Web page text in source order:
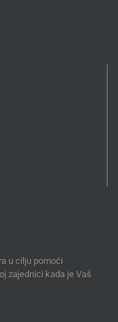
u cilju pomoći
zajednici kada je Vaš